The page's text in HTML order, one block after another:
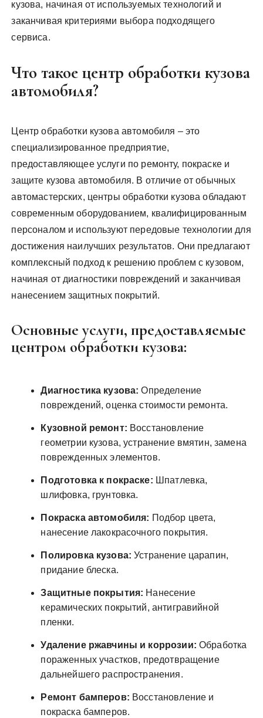
кузова, начиная от используемых технологий и
заканчивая критериями выбора подходящего
сервиса.
Что такое центр обработки кузова
автомобиля?
Центр обработки кузова автомобиля – это
специализированное предприятие,
предоставляющее услуги по ремонту, покраске и
защите кузова автомобиля. В отличие от обычных
автомастерских, центры обработки кузова обладают
современным оборудованием, квалифицированным
персоналом и используют передовые технологии для
достижения наилучших результатов. Они предлагают
комплексный подход к решению проблем с кузовом,
начиная от диагностики повреждений и заканчивая
нанесением защитных покрытий.
Основные услуги, предоставляемые
центром обработки кузова:
Диагностика кузова: Определение
повреждений, оценка стоимости ремонта.
Кузовной ремонт: Восстановление
геометрии кузова, устранение вмятин, замена
поврежденных элементов.
Подготовка к покраске: Шпатлевка,
шлифовка, грунтовка.
Покраска автомобиля: Подбор цвета,
нанесение лакокрасочного покрытия.
Полировка кузова: Устранение царапин,
придание блеска.
Защитные покрытия: Нанесение
керамических покрытий, антигравийной
пленки.
Удаление ржавчины и коррозии: Обработка
пораженных участков, предотвращение
дальнейшего распространения.
Ремонт бамперов: Восстановление и
покраска бамперов.